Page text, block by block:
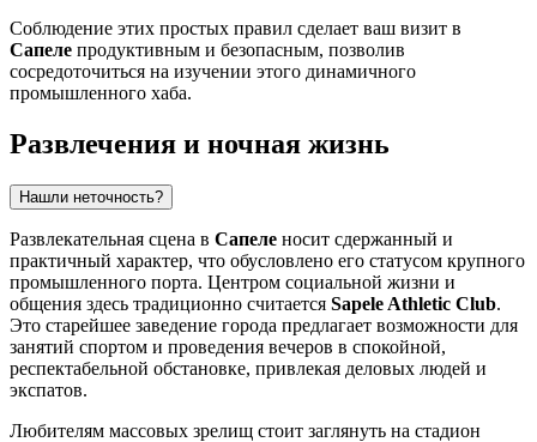
Соблюдение этих простых правил сделает ваш визит в
Сапеле продуктивным и безопасным, позволив
сосредоточиться на изучении этого динамичного
промышленного хаба.
Развлечения и ночная жизнь
Нашли неточность?
Развлекательная сцена в Сапеле носит сдержанный и
практичный характер, что обусловлено его статусом крупного
промышленного порта. Центром социальной жизни и
общения здесь традиционно считается Sapele Athletic Club.
Это старейшее заведение города предлагает возможности для
занятий спортом и проведения вечеров в спокойной,
респектабельной обстановке, привлекая деловых людей и
экспатов.
Любителям массовых зрелищ стоит заглянуть на стадион